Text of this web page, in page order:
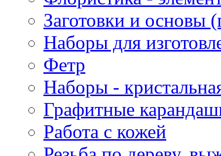
Заготовки и основы
Наборы для
Фетр
Наборы -
Графитные
Работа с кожей